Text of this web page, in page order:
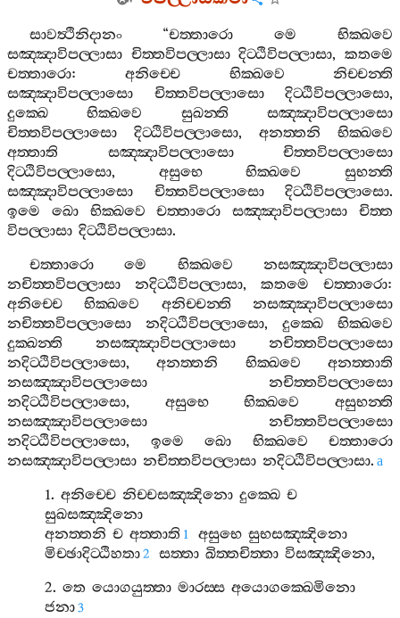
සාවත්‍ථිනිදානං“චත‍්තාරො මෙ
භික‍්ඛවෙ
සඤ‍්ඤාවිපල‍්ලාසා චිත‍්තවිපල‍්ලාසා දිට‍්ඨිවිපල‍්ලාසා,කතමෙ
චත‍්තාරො:අනිච‍්චෙ භික‍්ඛවෙ
නිච‍්චන‍්ති
සඤ‍්ඤාවිපල‍්ලාසො
චිත‍්තවිපල‍්ලාසො දිට‍්ඨිවිපල‍්ලාසො,
දුක‍්ඛෙ
භික‍්ඛවෙ සුඛන‍්ති
සඤ‍්ඤාවිපල‍්ලාසො
චිත‍්තවිපල‍්ලාසො
දිට‍්ඨිවිපල‍්ලාසො, අනත‍්තනි
භික‍්ඛවෙ
අත‍්තාති
සඤ‍්ඤාවිපල‍්ලාසො
චිත‍්තවිපල‍්ලාසො
දිට‍්ඨිවිපල‍්ලාසො, අසුභෙ භික‍්ඛවෙ
සුභන‍්ති
සඤ‍්ඤාවිපල‍්ලාසො
චිත‍්තවිපල‍්ලාසො දිට‍්ඨිවිපල‍්ලාසො.
ඉමෙ
ඛො භික‍්ඛවෙ චත‍්තාරො සඤ‍්ඤාවිපල‍්ලාසා
චිත‍්ත
විපල‍්ලාසා දිට‍්ඨිවිපල‍්ලාසා.
චත‍්තාරො
මෙ භික‍්ඛවෙ
නසඤ‍්ඤාවිපල‍්ලාසා
නචිත‍්තවිපල‍්ලාසා
නදිට‍්ඨිවිපල‍්ලාසා, කතමෙ චත‍්තාරො:
අනිච‍්චෙ
භික‍්ඛවෙ අනිච‍්චන‍්ති
නසඤ‍්ඤාවිපල‍්ලාසො
නචිත‍්තවිපල‍්ලාසො
නදිට‍්ඨිවිපල‍්ලාසො, දුක‍්ඛෙ
භික‍්ඛවෙ
දුක‍්ඛන‍්ති
නසඤ‍්ඤාවිපල‍්ලාසො
නචිත‍්තවිපල‍්ලාසො
නදිට‍්ඨිවිපල‍්ලාසො,අනත‍්තනි භික‍්ඛවෙ
අනත‍්තාති
නසඤ‍්ඤාවිපල‍්ලාසො
නචිත‍්තවිපල‍්ලාසො
නදිට‍්ඨිවිපල‍්ලාසො, අසුභෙ භික‍්ඛවෙ
අසුභන‍්ති
නසඤ‍්ඤාවිපල‍්ලාසො
නචිත‍්තවිපල‍්ලාසො
නදිට‍්ඨිවිපල‍්ලාසො, ඉමෙ ඛො භික‍්ඛවෙ
චත‍්තාරො
නසඤ‍්ඤාවිපල‍්ලාසා නචිත‍්තවිපල‍්ලාසා නදිට‍්ඨිවිපල‍්ලාසා. a
1.අනිච‍්චෙ නිච‍්චසඤ‍්ඤිනො දුක‍්ඛෙ ච
සුඛසඤ‍්ඤිනො
අනත‍්තනි ච අත‍්තාති 1 අසුභෙ සුභසඤ‍්ඤිනො
මිච‍්ඡාදිට‍්ඨිහතා2 සත‍්තා ඛිත‍්තචිත‍්තා විසඤ‍්ඤිනො,
2.තෙ යොගයුත‍්තා මාරස‍්ස අයොගක‍්ඛෙමිනො
ජනා3